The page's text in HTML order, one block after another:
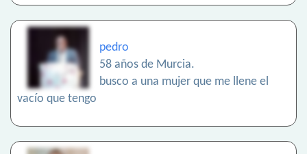
pedro
58 años de Murcia.
busco a una mujer que me llene el
vacío que tengo